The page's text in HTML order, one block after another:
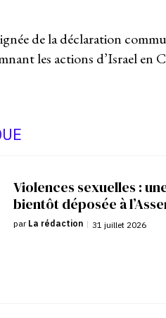
de la déclaration
les actions d’Israel en
Violences sexuelles :
bientôt déposée à
par La rédaction | 31 juillet 2026